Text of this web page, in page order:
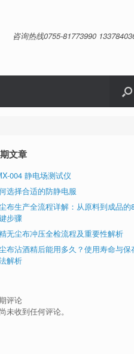
咨询热线0755-81773990
文章
004 静电场测试仪
选择合适的防静电服
布生产全流程详解：从原料到成品的
步骤
无尘布冲压全检流程及重要性解析
布沾酒精后能用多久？使用寿命与保
解析
评论
未收到任何评论。